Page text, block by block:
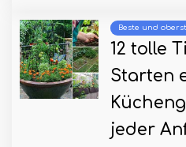
Beste und
12 tolle
Starten
jeder